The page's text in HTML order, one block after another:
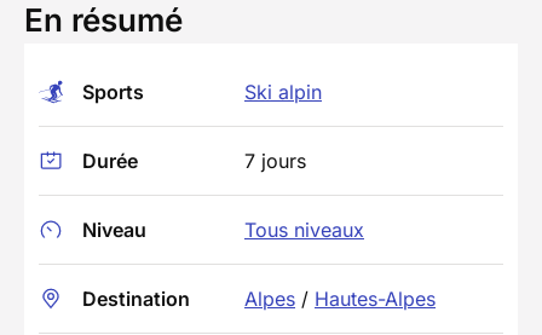
En résumé
Sports Ski alpin
Durée 7 jours
Niveau Tous niveaux
Destination Alpes / Hautes-Alpes